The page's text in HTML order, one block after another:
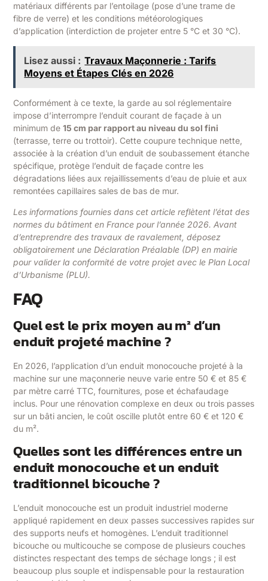
matériaux différents par l’entoilage (pose d’une trame de
fibre de verre) et les conditions météorologiques
d’application (interdiction de projeter entre 5 °C et 30 °C).
Lisez aussi : Travaux Maçonnerie : Tarifs
Moyens et Étapes Clés en 2026
Conformément à ce texte, la garde au sol réglementaire
impose d’interrompre l’enduit courant de façade à un
minimum de15 cm par rapport au niveau du sol fini
(terrasse, terre ou trottoir). Cette coupure technique nette,
associée à la création d’un enduit de soubassement étanche
spécifique, protège l’enduit de façade contre les
dégradations liées aux rejaillissements d’eau de pluie et aux
remontées capillaires sales de bas de mur.
Les informations fournies dans cet article reflètent l’état des
normes du bâtiment en France pour l’année 2026. Avant
d’entreprendre des travaux de ravalement, déposez
obligatoirement une Déclaration Préalable (DP) en mairie
pour valider la conformité de votre projet avec le Plan Local
d’Urbanisme (PLU).
FAQ
Quel est le prix moyen au m² d’un
enduit projeté machine ?
En 2026, l’application d’un enduit monocouche projeté à la
machine sur une maçonnerie neuve varie entre 50 € et 85 €
par mètre carré TTC, fournitures, pose et échafaudage
inclus. Pour une rénovation complexe en deux ou trois passes
sur un bâti ancien, le coût oscille plutôt entre 60 € et 120 €
du m².
Quelles sont les différences entre un
enduit monocouche et un enduit
traditionnel bicouche ?
L’enduit monocouche est un produit industriel moderne
appliqué rapidement en deux passes successives rapides sur
des supports neufs et homogènes. L’enduit traditionnel
bicouche ou multicouche se compose de plusieurs couches
distinctes respectant des temps de séchage longs ; il est
beaucoup plus souple et indispensable pour la restauration